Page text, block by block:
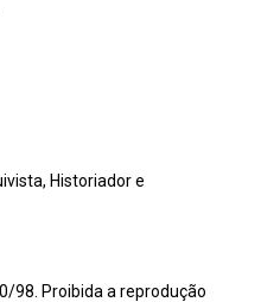
Historiador e
98. Proibida a reprodução